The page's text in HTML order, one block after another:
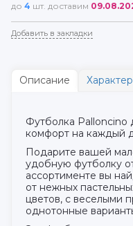
до 4 шт. доставим
Добавить в закладки
Описание
Футболка Palloncino
комфорт на каждый
Подарите вашей
удобную футболку
ассортименте вы
от нежных
цветов, с веселыми
однотонные